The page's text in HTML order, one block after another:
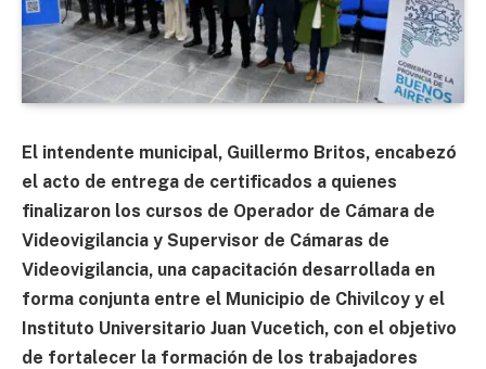
El intendente municipal, Guillermo Britos, encabezó
el acto de entrega de certificados a quienes
finalizaron los cursos de Operador de Cámara de
Videovigilancia y Supervisor de Cámaras de
Videovigilancia, una capacitación desarrollada en
forma conjunta entre el Municipio de Chivilcoy y el
Instituto Universitario Juan Vucetich, con el objetivo
de fortalecer la formación de los trabajadores